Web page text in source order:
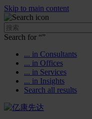
Skip to main content
Search for “”
... in Consultants
... in Offices
... in Services
... in Insights
Search all results